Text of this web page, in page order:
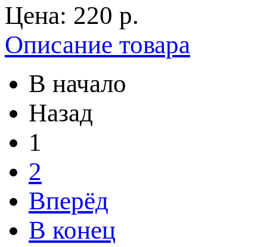
Цена: 220 p.
Описание товара
В начало
Назад
1
2
Вперёд
В конец